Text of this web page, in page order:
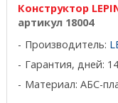
Конструктор
артикул 18004
Производитель:
Гарантия, дней: 14
Материал: АБС-